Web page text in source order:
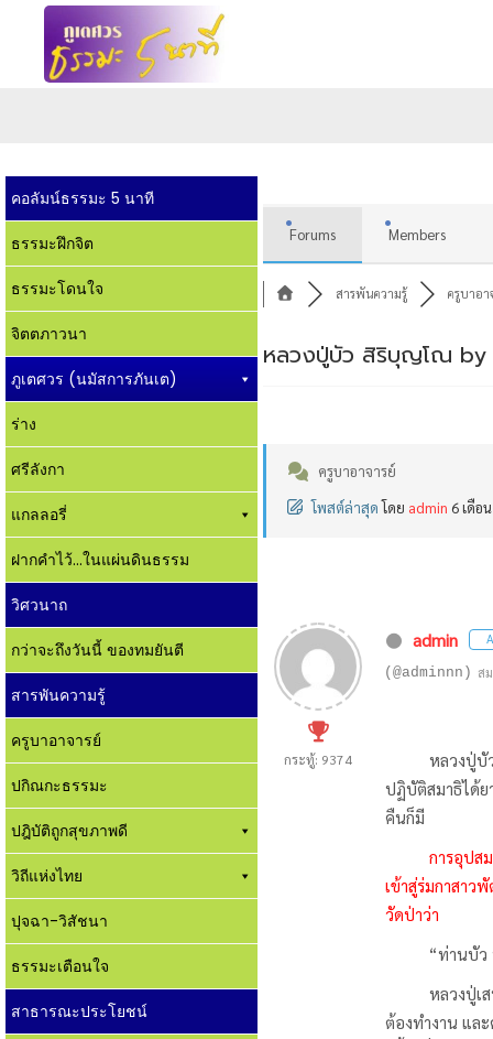
คอลัมน์ธรรมะ 5 นาที
ธรรมะฝึกจิต
ธรรมะโดนใจ
จิตตภาวนา
ภูเตศวร (นมัสการภันเต)
ร่าง
ศรีลังกา
แกลลอรี่
ฝากคำไว้...ในแผ่นดินธรรม
วิศวนาถ
กว่าจะถึงวันนี้ ของทมยันตี
สารพันความรู้
ครูบาอาจารย์
ปกิณกะธรรมะ
ปฎิบัติถูกสุขภาพดี
วิถีแห่งไทย
ปุจฉา-วิสัชนา
ธรรมะเตือนใจ
สาธารณะประโยชน์
Forums Members
สารพันความรู้ ครูบาอา
หลวงปู่บัว สิริบุญโณ by
ครูบาอาจารย์
โพสต์ล่าสุด โดย admin 6 เดือ
กระทู้: 9374
admin
(@adminnn) ส
หลวงปู่บัว สิริ
ปฏิบัติสมาธิได้ย
คืนก็มี
การอุปส
เข้าสู่ร่มกาสาวพั
วัดป่าว่า
“ท่านบัว บร
หลวงปู่เสน ปั
ต้องทำงาน แล